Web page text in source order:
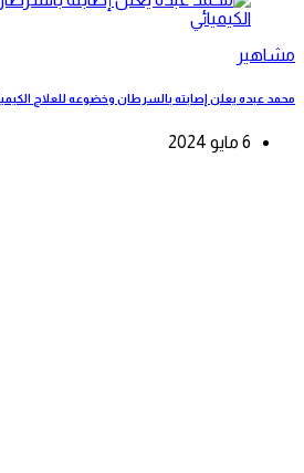
مشاهير
محمد عبده يعلن إصابته بالسرطان وخضوعه للعلاج
6 مايو 2024